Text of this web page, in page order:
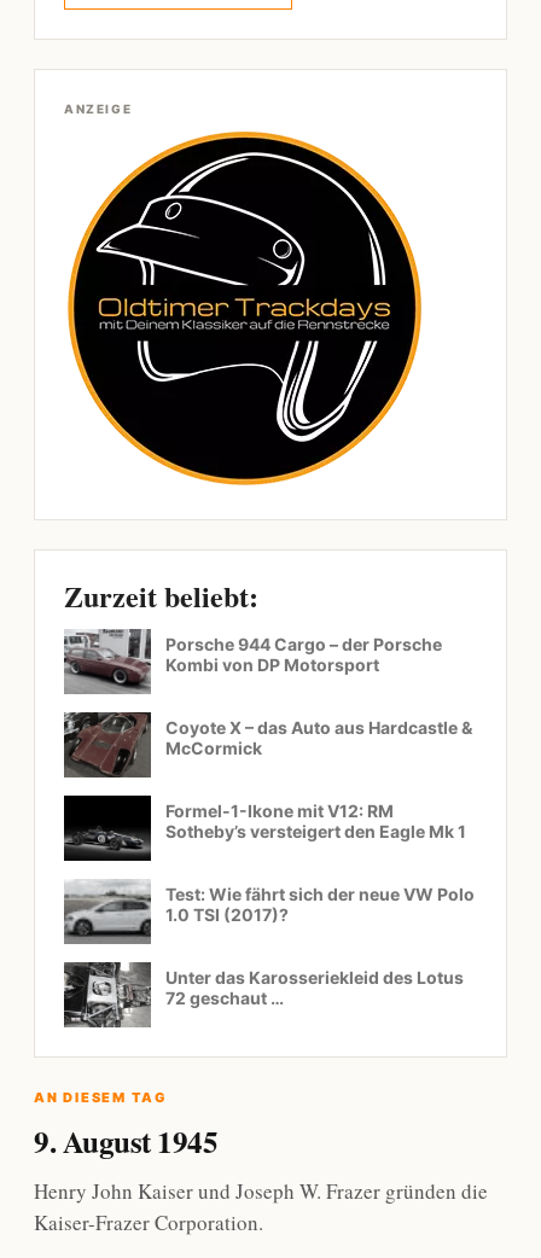
ANZEIGE
Zurzeit beliebt:
Porsche 944 Cargo – der Porsche
Kombi von DP Motorsport
Coyote X – das Auto aus Hardcastle &
McCormick
Formel-1-Ikone mit V12: RM
Sotheby’s versteigert den Eagle Mk 1
Test: Wie fährt sich der neue VW Polo
1.0 TSI (2017)?
Unter das Karosseriekleid des Lotus
72 geschaut …
AN DIESEM TAG
9. August 1945
Henry John Kaiser und Joseph W. Frazer gründen die
Kaiser-Frazer Corporation.